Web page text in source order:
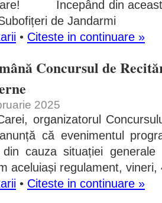
Începând din
de Jandarmi
• Citeste in continuare »
Concursul de
2025
organizatorul
că evenimentul
cauza situației
aceluiași regulament, vineri,
• Citeste in continuare »